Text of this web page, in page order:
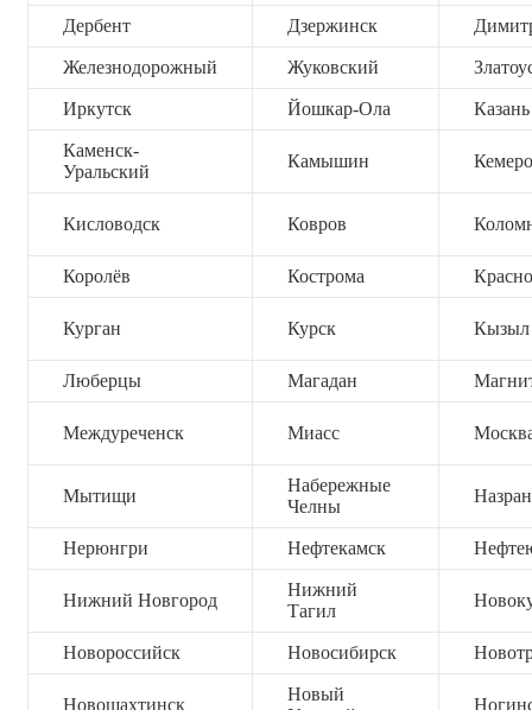
Дербент Дзержинск
Железнодорожный Жуковский
Иркутск Йошкар-Ола Казань
Каменск-
Уральский
Камышин
Кисловодск Ковров
Королёв Кострома
Курган Курск Кызыл
Люберцы Магадан
Междуреченск Миасс
Мытищи
Набережные
Челны
Нерюнгри Нефтекамск
Нижний Новгород
Нижний
Тагил
Новороссийск Новосибирск
Новошахтинск
Новый